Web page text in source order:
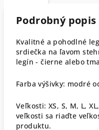
Podrobný popis
Kvalitné a pohodlné
srdiečka na ľavom
legín - čierne alebo
Farba výšivky: modré
Veľkosti: XS, S, M, L,
veľkosti sa riaďte
produktu.